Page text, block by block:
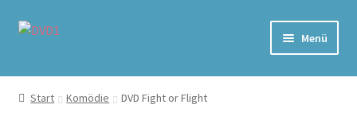
Zur
Zum
Menü
Home
Start Komödie DVD Fight or Flight